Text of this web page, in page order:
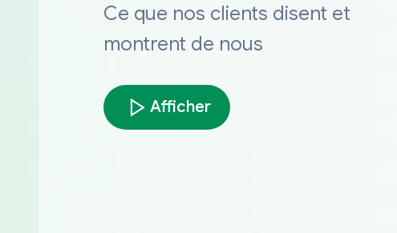
Ce que nos clients disent et
montrent de nous
Afficher